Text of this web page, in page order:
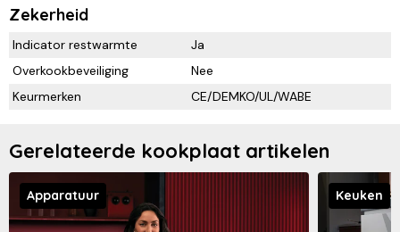
Zekerheid
Indicator restwarmte
Ja
Overkookbeveiliging
Nee
Keurmerken
CE/DEMKO/UL/WABE
Gerelateerde kookplaat artikelen
Apparatuur Keuken